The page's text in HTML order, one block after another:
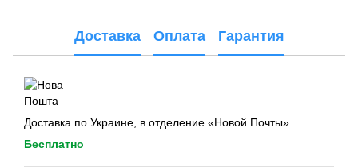
Доставка Оплата Гарантия
Доставка по Украине, в отделение «Новой Почты»
Бесплатно